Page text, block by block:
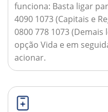
funciona: Basta ligar
4090 1073 (Capitais e
0800 778 1073 (Demais
opção Vida e em
acionar.